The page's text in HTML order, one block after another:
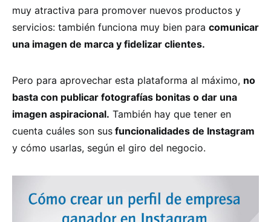
muy atractiva para promover nuevos productos y
servicios: también funciona muy bien para comunicar
una imagen de marca y fidelizar clientes.
Pero para aprovechar esta plataforma al máximo, no
basta con publicar fotografías bonitas o dar una
imagen aspiracional. También hay que tener en
cuenta cuáles son sus funcionalidades de Instagram
y cómo usarlas, según el giro del negocio.